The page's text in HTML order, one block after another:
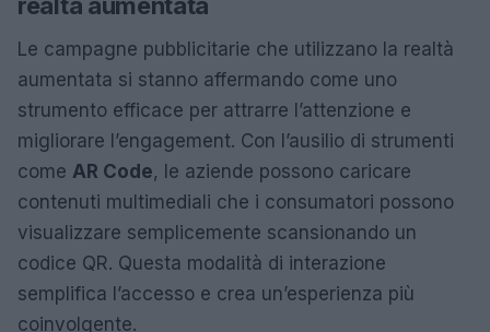
Le campagne pubblicitarie che utilizzano la realtà
aumentata si stanno affermando come uno
strumento efficace per attrarre l’attenzione e
migliorare l’engagement. Con l’ausilio di strumenti
come AR Code, le aziende possono caricare
contenuti multimediali che i consumatori possono
visualizzare semplicemente scansionando un
codice QR. Questa modalità di interazione
semplifica l’accesso e crea un’esperienza più
coinvolgente.